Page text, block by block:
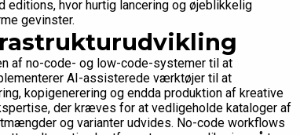
hvor hurtig lancering og øjeblikkelig
gevinster.
af no-code- og low-code-systemer til at
AI-assisterede værktøjer til at
kopigenerering og endda produktion af kreative
der kræves for at vedligeholde kataloger af
og varianter udvides. No-code workflows